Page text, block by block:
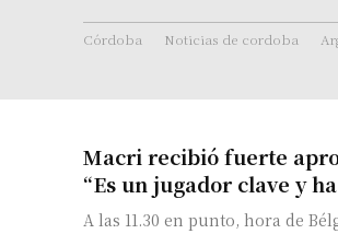
Córdoba Noticias de cordoba
Macri recibió fuerte
“Es un jugador clave y
A las 11.30 en punto, hora de